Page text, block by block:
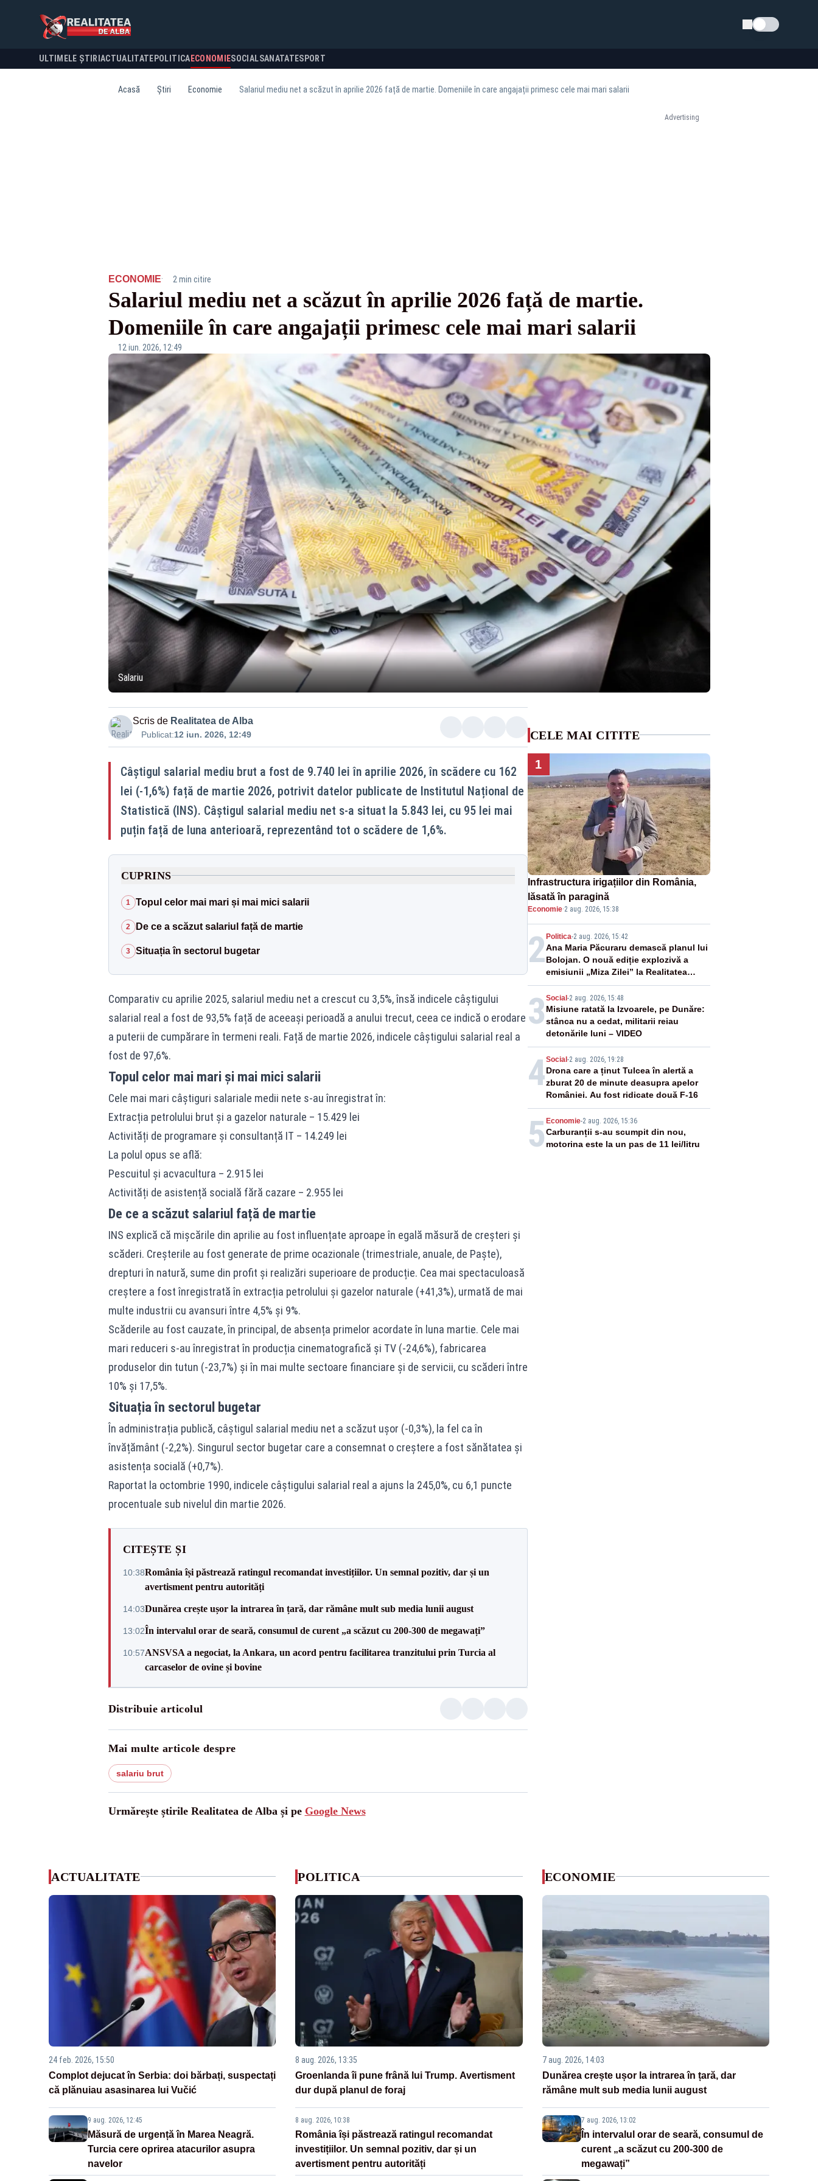
Schimba tema
ULTIMELE ȘTIRI ACTUALITATE POLITICA ECONOMIESOCIALSANATATESPORT
Acasă Știri Economie Salariul mediu net a scăzut în aprilie 2026 față de martie. Domeniile în care angajații primesc cele mai mari salarii
Advertising
ECONOMIE· 2 min citire
Salariul mediu net a scăzut în aprilie 2026 față de martie.
Domeniile în care angajații primesc cele mai mari salarii
12 iun. 2026, 12:49
Salariu
Scris de Realitatea de Alba
Publicat:12 iun. 2026, 12:49
Câștigul salarial mediu brut a fost de 9.740 lei în aprilie 2026, în scădere cu 162
lei (-1,6%) față de martie 2026, potrivit datelor publicate de Institutul Național de
Statistică (INS). Câștigul salarial mediu net s-a situat la 5.843 lei, cu 95 lei mai
puțin față de luna anterioară, reprezentând tot o scădere de 1,6%.
CUPRINS
1 Topul celor mai mari și mai mici salarii
2 De ce a scăzut salariul față de martie
3 Situația în sectorul bugetar
Comparativ cu aprilie 2025, salariul mediu net a crescut cu 3,5%, însă indicele câștigului
salarial real a fost de 93,5% față de aceeași perioadă a anului trecut, ceea ce indică o erodare
a puterii de cumpărare în termeni reali. Față de martie 2026, indicele câștigului salarial real a
fost de 97,6%.
Topul celor mai mari și mai mici salarii
Cele mai mari câștiguri salariale medii nete s-au înregistrat în:
Extracția petrolului brut și a gazelor naturale – 15.429 lei
Activități de programare și consultanță IT – 14.249 lei
La polul opus se află:
Pescuitul și acvacultura – 2.915 lei
Activități de asistență socială fără cazare – 2.955 lei
De ce a scăzut salariul față de martie
INS explică că mișcările din aprilie au fost influențate aproape în egală măsură de creșteri și
scăderi. Creșterile au fost generate de prime ocazionale (trimestriale, anuale, de Paște),
drepturi în natură, sume din profit și realizări superioare de producție. Cea mai spectaculoasă
creștere a fost înregistrată în extracția petrolului și gazelor naturale (+41,3%), urmată de mai
multe industrii cu avansuri între 4,5% și 9%.
Scăderile au fost cauzate, în principal, de absența primelor acordate în luna martie. Cele mai
mari reduceri s-au înregistrat în producția cinematografică și TV (-24,6%), fabricarea
produselor din tutun (-23,7%) și în mai multe sectoare financiare și de servicii, cu scăderi între
10% și 17,5%.
Situația în sectorul bugetar
În administrația publică, câștigul salarial mediu net a scăzut ușor (-0,3%), la fel ca în
învățământ (-2,2%). Singurul sector bugetar care a consemnat o creștere a fost sănătatea și
asistența socială (+0,7%).
Raportat la octombrie 1990, indicele câștigului salarial real a ajuns la 245,0%, cu 6,1 puncte
procentuale sub nivelul din martie 2026.
CITEȘTE ȘI
10:38România își păstrează ratingul recomandat investițiilor. Un semnal pozitiv, dar și un
avertisment pentru autorități
14:03Dunărea crește ușor la intrarea în țară, dar rămâne mult sub media lunii august
13:02În intervalul orar de seară, consumul de curent „a scăzut cu 200-300 de megawați”
10:57ANSVSA a negociat, la Ankara, un acord pentru facilitarea tranzitului prin Turcia al
carcaselor de ovine și bovine
Distribuie articolul
Mai multe articole despre
salariu brut
Urmărește știrile Realitatea de Alba și pe Google News
CELE MAI CITITE
1
Infrastructura irigațiilor din România,
lăsată în paragină
Economie·2 aug. 2026, 15:38
2Politica-2 aug. 2026, 15:42
Ana Maria Păcuraru demască planul lui
Bolojan. O nouă ediție explozivă a
emisiunii „Miza Zilei” la Realitatea
PLUS
3 Social-2 aug. 2026, 15:48
Misiune ratată la Izvoarele, pe Dunăre:
stânca nu a cedat, militarii reiau
detonările luni – VIDEO
4Social-2 aug. 2026, 19:28
Drona care a ținut Tulcea în alertă a
zburat 20 de minute deasupra apelor
României. Au fost ridicate două F-16
5 Economie-2 aug. 2026, 15:36
Carburanții s-au scumpit din nou,
motorina este la un pas de 11 lei/litru
ACTUALITATE
24 feb. 2026, 15:50
Complot dejucat în Serbia: doi bărbați, suspectați
că plănuiau asasinarea lui Vučić
9 aug. 2026, 12:45
Măsură de urgență în Marea Neagră.
Turcia cere oprirea atacurilor asupra
navelor
POLITICA
8 aug. 2026, 13:35
Groenlanda îi pune frână lui Trump. Avertisment
dur după planul de foraj
8 aug. 2026, 10:38
România își păstrează ratingul recomandat
investițiilor. Un semnal pozitiv, dar și un
avertisment pentru autorități
ECONOMIE
7 aug. 2026, 14:03
Dunărea crește ușor la intrarea în țară, dar
rămâne mult sub media lunii august
7 aug. 2026, 13:02
În intervalul orar de seară, consumul de
curent „a scăzut cu 200-300 de
megawați”